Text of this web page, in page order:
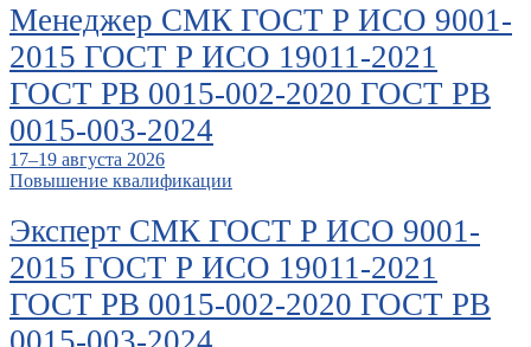
Менеджер СМК ГОСТ Р ИСО 9001-
2015 ГОСТ Р ИСО 19011-2021
ГОСТ РВ 0015-002-2020 ГОСТ РВ
0015-003-2024
17–19 августа 2026
Повышение квалификации
Эксперт СМК ГОСТ Р ИСО 9001-
2015 ГОСТ Р ИСО 19011-2021
ГОСТ РВ 0015-002-2020 ГОСТ РВ